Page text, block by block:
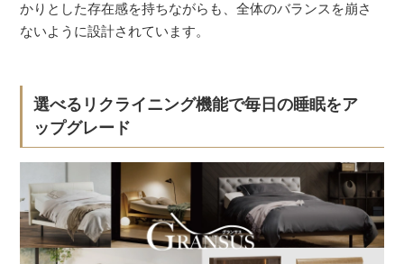
かりとした存在感を持ちながらも、全体のバランスを崩さ
ないように設計されています。
選べるリクライニング機能で毎日の睡眠をア
ップグレード